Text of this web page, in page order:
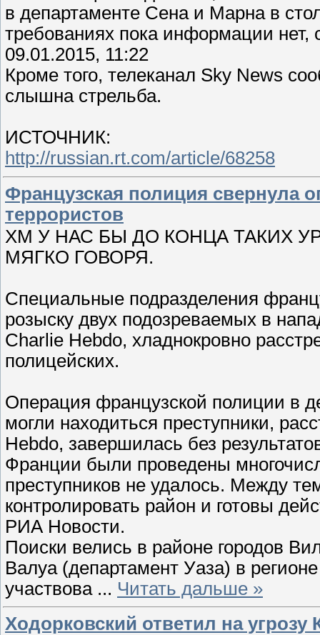
в департаменте Сена и Марна в
требованиях пока информации
09.01.2015, 11:22
Кроме того, телеканал Sky News
слышна стрельба.
ИСТОЧНИК:
http://russian.rt.com/article/68258
Французская полиция свернула
террористов
ХМ У НАС БЫ ДО КОНЦА ТАКИХ
МЯГКО ГОВОРЯ.
Специальные подразделения
розыску двух подозреваемых в
Charlie Hebdo, хладнокровно
полицейских.
Операция французской полиции в
могли находиться преступники,
Hebdo, завершилась без
Франции были проведены
преступников не удалось. Между
контролировать район и готовы
РИА Новости.
Поиски велись в районе городов
Валуа (департамент Уаза) в
участвова ... Читать дальше »
Ходорковский ответил на угрозу